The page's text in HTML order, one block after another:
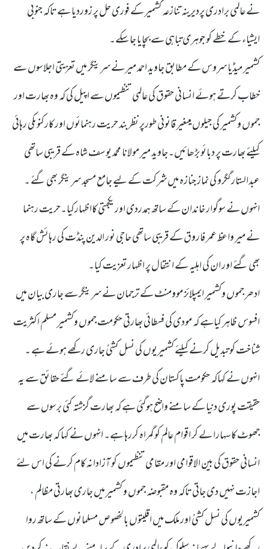
نے عالمی برادری پردیرینہ تنازعہ کشمیر کے فوری حل پر زوردیا ہے تاکہ جنوبی
ایشیاء کے خطے کو جوہری تباہی سے بچایا جاسکے۔
کشمیر میڈیا سروس کے مطابق جاوید احمد میر نے سرینگر میں تعزیتی اجلاسوں سے
خطاب کرتے ہوئے انسانی حقوق کی عالمی تنظیموں سے اپیل کی کہ وہ بھارت اور
جموں وکشمیر کی جیلوں میںغیر قانونی طورپر نظربند حریت رہنمائوں اور کارکنوںکی رہائی
کیلئے بھارت پر دبائو بڑھائیں۔جاوید میر مولانا محمد یوسف شاہ کے قریبی ساتھی
عبدالستار گگرو کی نماز جنازہ میں شرکت کے لیے جامع مسجد سرینگر بھی گئے ۔
انہوں نے سوگوار خاندان کے ساتھ ہمدردی اور یکجہتی کااظہارکیا۔حریت رہنما
نے میر واعظ عمر فاروق کے قریبی ساتھی حاجی نور الدین پنڈت کی رہائش گاہ پر
بھی گئے اور ان کی اہلیہ کے انتقال پر اظہار تعزیت کیا۔
ادھر جموں وکشمیر ایمپلائز موومنٹ کے ترجمان نے سرینگر سے جاری بیان میں
افسوس ظاہر کیاہے کہ مودی کی فسطائی بھارتی حکومت جموں وکشمیر مسلم اکثریت
شناخت کو تبدیل کرنے کیلئے کشمیریوں کی نسل کشیُ جاری رکھے ہوئے ہے ۔
انہوں نے کہاکہ حکومت پاکستان کی طرف سے سامنے لائے گئے حقائق سے یہ
حقیقت پوری دنیا کے سامنے واضح ہوگئی ہے کہ بھارت گزشتہ کئی برسوں سے
جھوٹ کا سہارا لے کر اقوام عالم کو گمراہ کررہا ہے۔ انہوں نے کہا کہ بھارت میں
انسانی حقوق کی بین الاقوامی اور مقامی تنظیموں کو آزادانہ کام کرنے کی اس لئے
اجازت نہیں دی جاتی تاکہ وہ مقبوضہ جموں و کشمیر میں جاری بھارتی مظالم ،
کشمیریوں کی نسل کشیُ اور ملک میں اقلیتوں بالخصوص مسلمانوں کے ساتھ روا